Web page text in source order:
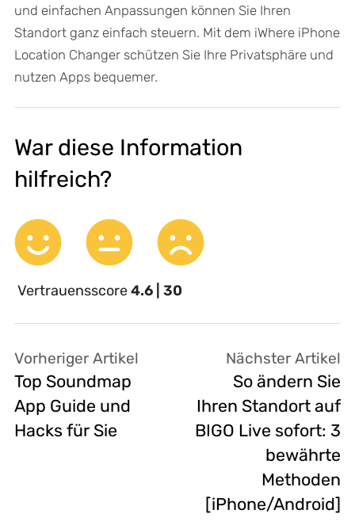
und einfachen Anpassungen können Sie Ihren
Standort ganz einfach steuern. Mit dem iWhere iPhone
Location Changer schützen Sie Ihre Privatsphäre und
nutzen Apps bequemer.
War diese Information
hilfreich?
Vertrauensscore4.6 | 30
Vorheriger Artikel
Top Soundmap
App Guide und
Hacks für Sie
Nächster Artikel
So ändern Sie
Ihren Standort auf
BIGO Live sofort: 3
bewährte
Methoden
[iPhone/Android]